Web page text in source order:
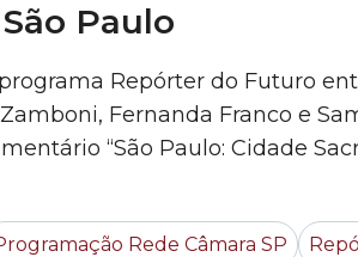
Paulo
Repórter do Futuro
Fernanda Franco e
“São Paulo: Cidade
da produção, os
Rede Câmara SP